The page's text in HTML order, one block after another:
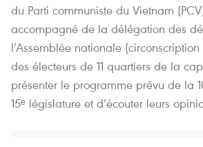
du Parti communiste du Vietnam
accompagné de la délégation des
l’Assemblée nationale (circonscription
des électeurs de 11 quartiers de la
présenter le programme prévu de la
15ᵉ législature et d’écouter leurs